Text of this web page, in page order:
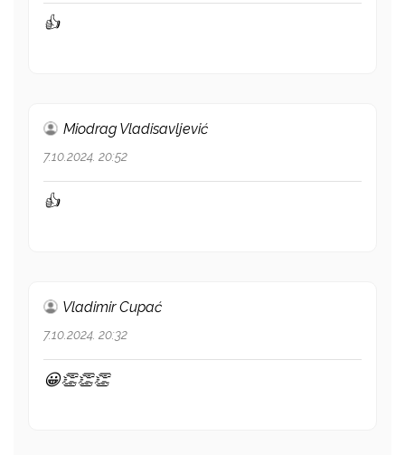
👍
Miodrag Vladisavljević
7.10.2024. 20:52
👍
Vladimir Cupać
7.10.2024. 20:32
😀👏👏👏